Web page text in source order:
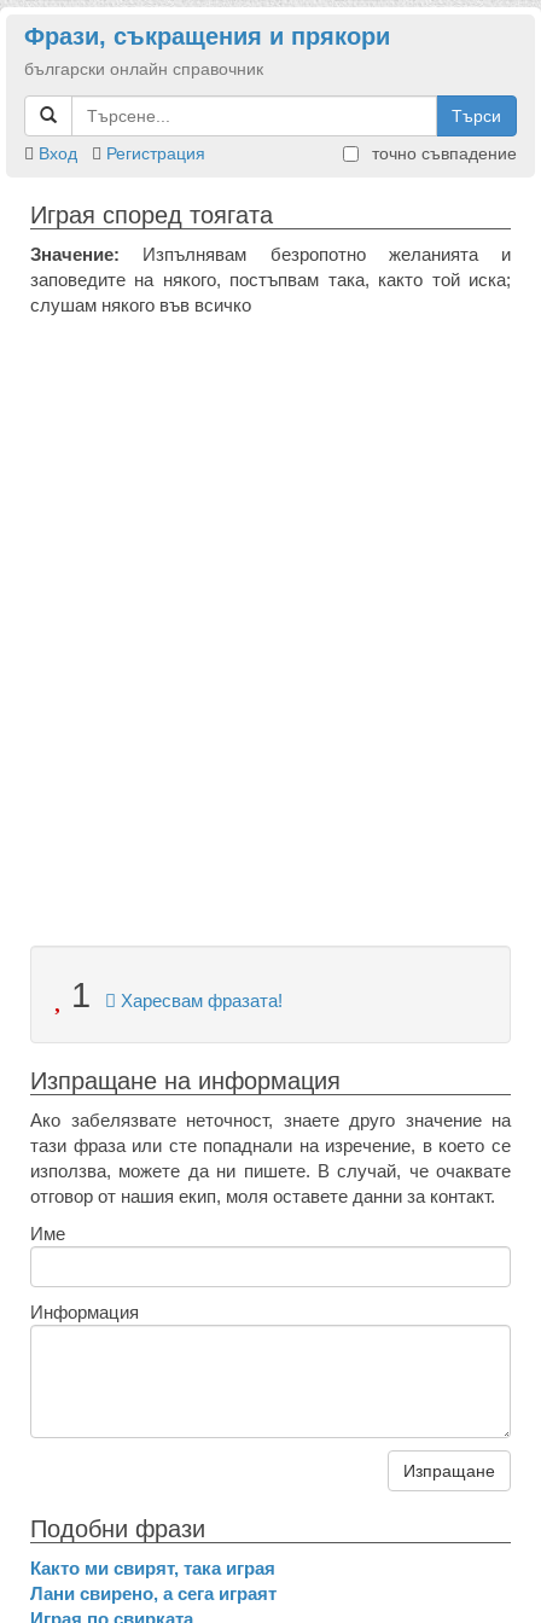
Фрази, съкращения и прякори
български онлайн справочник
Търси
Вход
Регистрация точно съвпадение
Играя според тоягата
Значение: Изпълнявам безропотно желанията и
заповедите на някого, постъпвам така, както той иска;
слушам някого във всичко
1 Харесвам фразата!
Изпращане на информация
Ако забелязвате неточност, знаете друго значение на
тази фраза или сте попаднали на изречение, в което се
използва, можете да ни пишете. В случай, че очаквате
отговор от нашия екип, моля оставете данни за контакт.
Име
Информация
Изпращане
Подобни фрази
Както ми свирят, така играя
Лани свирено, а сега играят
Играя по свирката